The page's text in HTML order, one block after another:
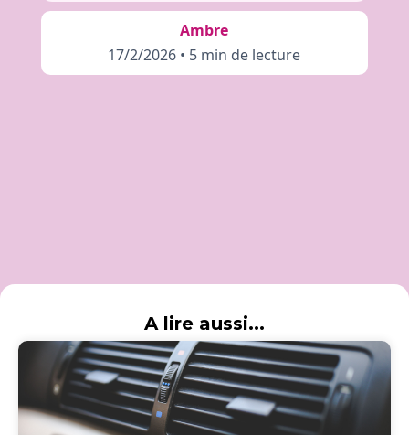
Ambre
17/2/2026 • 5 min de lecture
A lire aussi...